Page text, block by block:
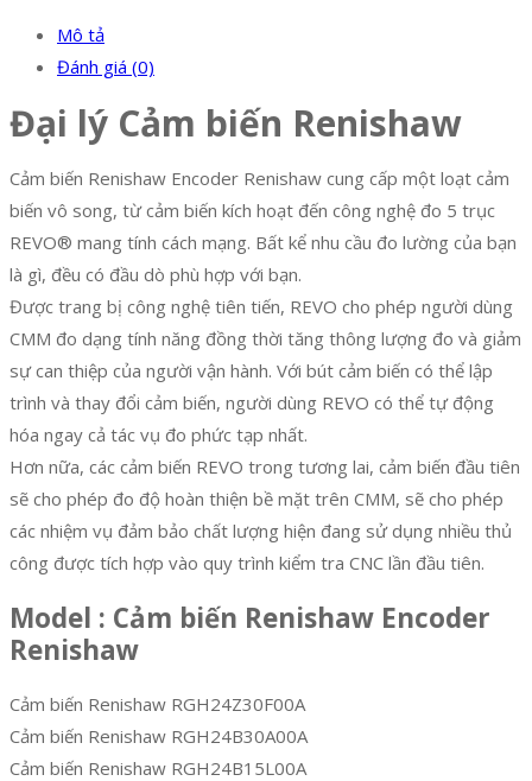
Mô tả
Đánh giá (0)
Đại lý Cảm biến Renishaw
Cảm biến Renishaw Encoder Renishaw cung cấp một loạt cảm
biến vô song, từ cảm biến kích hoạt đến công nghệ đo 5 trục
REVO® mang tính cách mạng. Bất kể nhu cầu đo lường của bạn
là gì, đều có đầu dò phù hợp với bạn.
Được trang bị công nghệ tiên tiến, REVO cho phép người dùng
CMM đo dạng tính năng đồng thời tăng thông lượng đo và giảm
sự can thiệp của người vận hành. Với bút cảm biến có thể lập
trình và thay đổi cảm biến, người dùng REVO có thể tự động
hóa ngay cả tác vụ đo phức tạp nhất.
Hơn nữa, các cảm biến REVO trong tương lai, cảm biến đầu tiên
sẽ cho phép đo độ hoàn thiện bề mặt trên CMM, sẽ cho phép
các nhiệm vụ đảm bảo chất lượng hiện đang sử dụng nhiều thủ
công được tích hợp vào quy trình kiểm tra CNC lần đầu tiên.
Model : Cảm biến Renishaw Encoder
Renishaw
Cảm biến Renishaw RGH24Z30F00A
Cảm biến Renishaw RGH24B30A00A
Cảm biến Renishaw RGH24B15L00A